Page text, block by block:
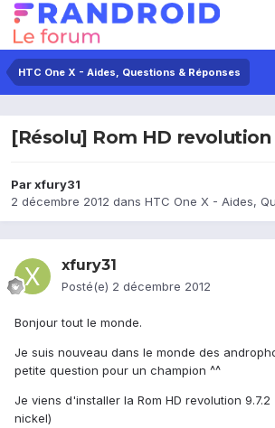
HTC One X - Aides, Questions & Réponses
[Résolu] Rom HD revolution
Parxfury31
2 décembre 2012 dans HTC One X - Aides,
xfury31
Posté(e) 2 décembre 2012
Bonjour tout le monde.
Je suis nouveau dans le monde des
petite question pour un champion ^^
Je viens d'installer la Rom HD revolution
nickel)